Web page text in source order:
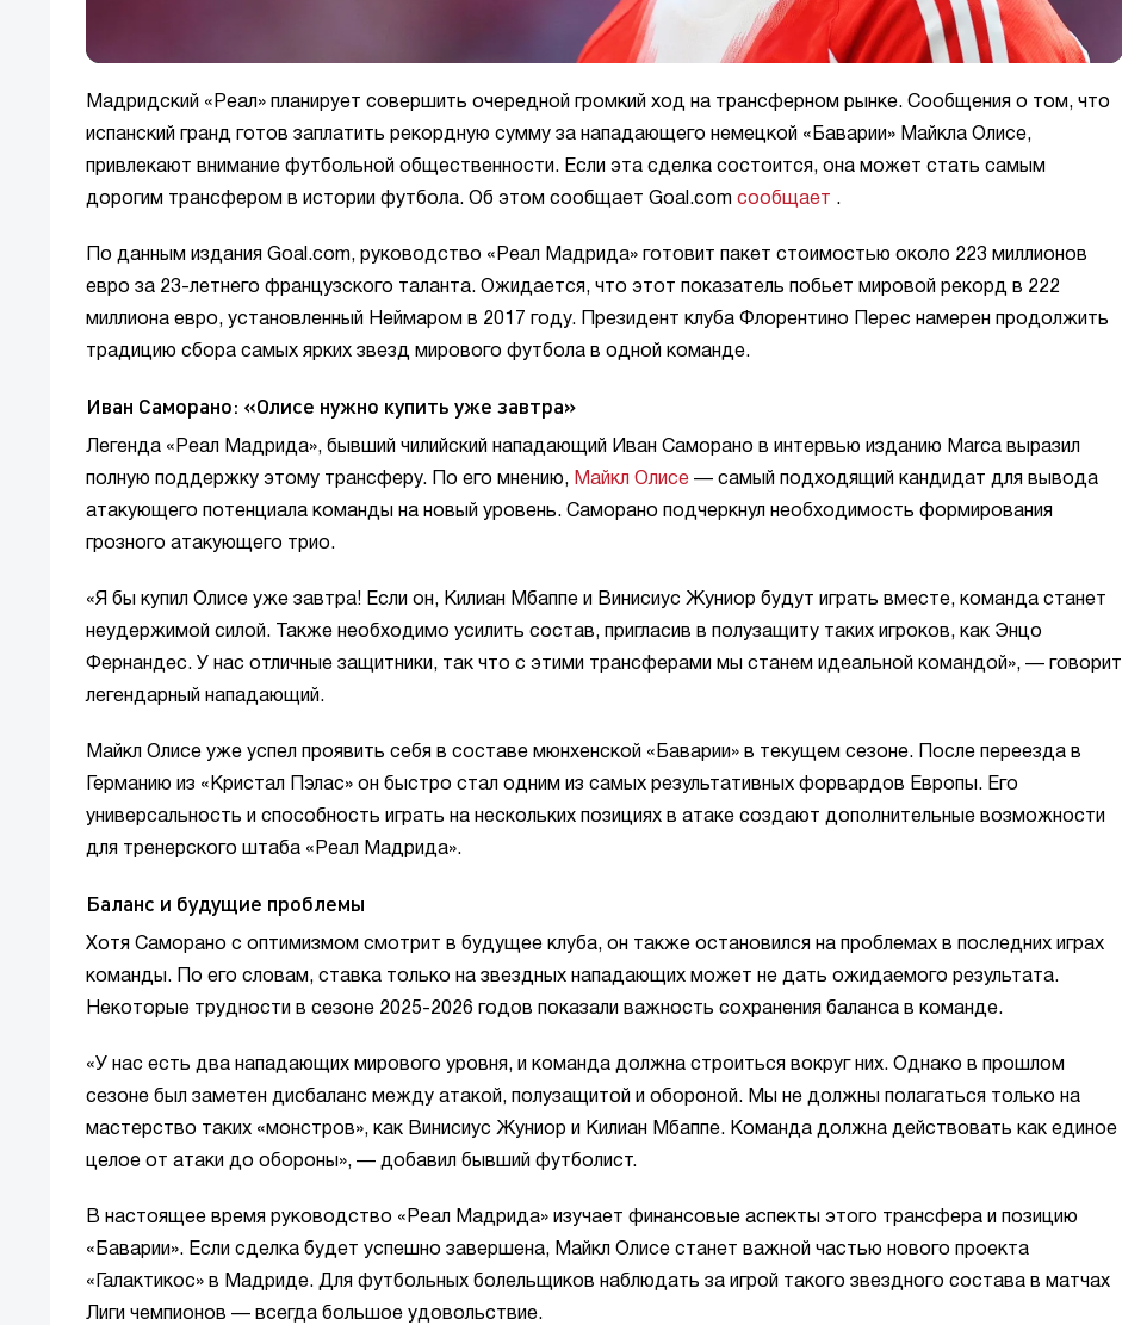
Мадридский «Реал» планирует совершить очередной громкий ход на трансферном рынке. Сообщения о том, что
испанский гранд готов заплатить рекордную сумму за нападающего немецкой «Баварии» Майкла Олисе,
привлекают внимание футбольной общественности. Если эта сделка состоится, она может стать самым
дорогим трансфером в истории футбола. Об этом сообщает Goal.com сообщает .
По данным издания Goal.com, руководство «Реал Мадрида» готовит пакет стоимостью около 223 миллионов
евро за 23-летнего французского таланта. Ожидается, что этот показатель побьет мировой рекорд в 222
миллиона евро, установленный Неймаром в 2017 году. Президент клуба Флорентино Перес намерен продолжить
традицию сбора самых ярких звезд мирового футбола в одной команде.
Иван Саморано: «Олисе нужно купить уже завтра»
Легенда «Реал Мадрида», бывший чилийский нападающий Иван Саморано в интервью изданию Marca выразил
полную поддержку этому трансферу. По его мнению, Майкл Олисе — самый подходящий кандидат для вывода
атакующего потенциала команды на новый уровень. Саморано подчеркнул необходимость формирования
грозного атакующего трио.
«Я бы купил Олисе уже завтра! Если он, Килиан Мбаппе и Винисиус Жуниор будут играть вместе, команда станет
неудержимой силой. Также необходимо усилить состав, пригласив в полузащиту таких игроков, как Энцо
Фернандес. У нас отличные защитники, так что с этими трансферами мы станем идеальной командой», — говорит
легендарный нападающий.
Майкл Олисе уже успел проявить себя в составе мюнхенской «Баварии» в текущем сезоне. После переезда в
Германию из «Кристал Пэлас» он быстро стал одним из самых результативных форвардов Европы. Его
универсальность и способность играть на нескольких позициях в атаке создают дополнительные возможности
для тренерского штаба «Реал Мадрида».
Баланс и будущие проблемы
Хотя Саморано с оптимизмом смотрит в будущее клуба, он также остановился на проблемах в последних играх
команды. По его словам, ставка только на звездных нападающих может не дать ожидаемого результата.
Некоторые трудности в сезоне 2025-2026 годов показали важность сохранения баланса в команде.
«У нас есть два нападающих мирового уровня, и команда должна строиться вокруг них. Однако в прошлом
сезоне был заметен дисбаланс между атакой, полузащитой и обороной. Мы не должны полагаться только на
мастерство таких «монстров», как Винисиус Жуниор и Килиан Мбаппе. Команда должна действовать как единое
целое от атаки до обороны», — добавил бывший футболист.
В настоящее время руководство «Реал Мадрида» изучает финансовые аспекты этого трансфера и позицию
«Баварии». Если сделка будет успешно завершена, Майкл Олисе станет важной частью нового проекта
«Галактикос» в Мадриде. Для футбольных болельщиков наблюдать за игрой такого звездного состава в матчах
Лиги чемпионов — всегда большое удовольствие.